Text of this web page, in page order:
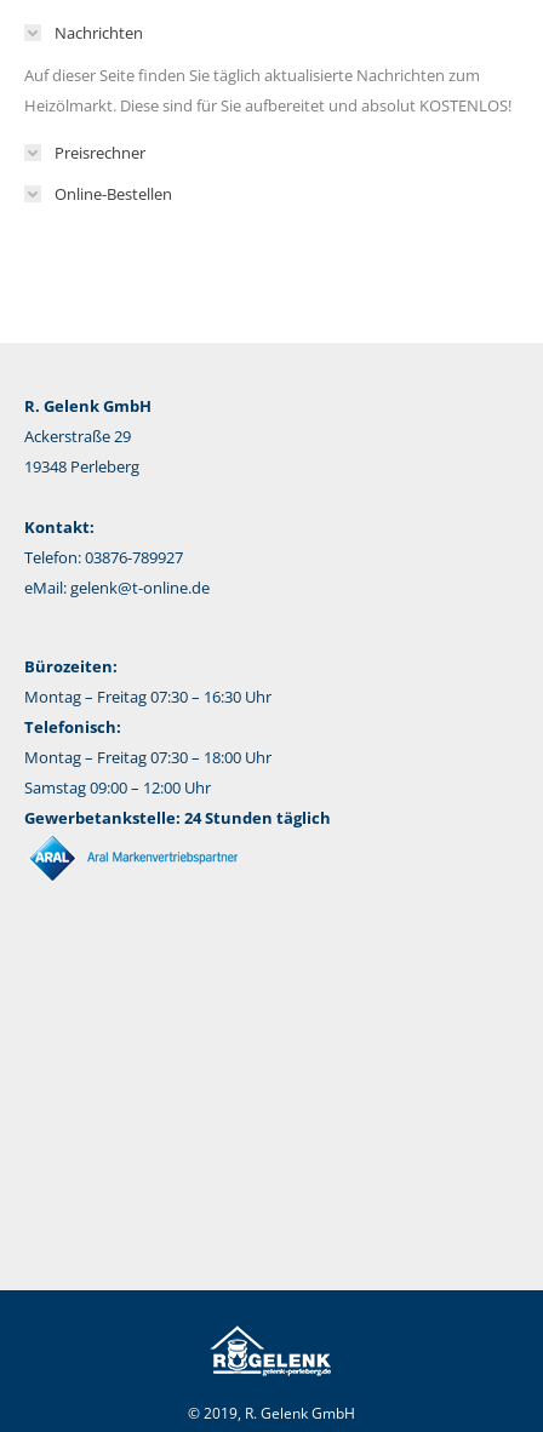
Nachrichten
Auf dieser Seite finden Sie täglich aktualisierte Nachrichten zum
Heizölmarkt. Diese sind für Sie aufbereitet und absolut KOSTENLOS!
Preisrechner
Online-Bestellen
R. Gelenk GmbH
Ackerstraße 29
19348 Perleberg
Kontakt:
Telefon: 03876-789927
eMail:gelenk@t-online.de
Bürozeiten:
Montag – Freitag 07:30 – 16:30 Uhr
Telefonisch:
Montag – Freitag 07:30 – 18:00 Uhr
Samstag 09:00 – 12:00 Uhr
Gewerbetankstelle: 24 Stunden täglich
© 2019, R. Gelenk GmbH